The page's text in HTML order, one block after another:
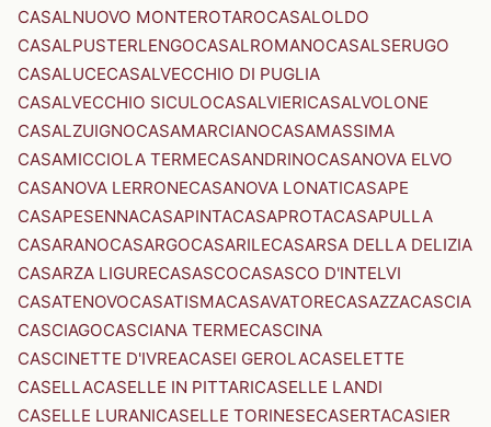
CASALNUOVO MONTEROTAROCASALOLDO
CASALPUSTERLENGOCASALROMANOCASALSERUGO
CASALUCECASALVECCHIO DI PUGLIA
CASALVECCHIO SICULOCASALVIERICASALVOLONE
CASALZUIGNOCASAMARCIANOCASAMASSIMA
CASAMICCIOLA TERMECASANDRINOCASANOVA ELVO
CASANOVA LERRONECASANOVA LONATICASAPE
CASAPESENNACASAPINTACASAPROTACASAPULLA
CASARANOCASARGOCASARILECASARSA DELLA DELIZIA
CASARZA LIGURECASASCOCASASCO D'INTELVI
CASATENOVOCASATISMACASAVATORECASAZZACASCIA
CASCIAGOCASCIANA TERMECASCINA
CASCINETTE D'IVREACASEI GEROLACASELETTE
CASELLACASELLE IN PITTARICASELLE LANDI
CASELLE LURANICASELLE TORINESECASERTACASIER